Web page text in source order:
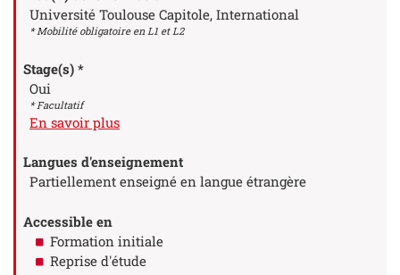
Université Toulouse Capitole, International
* Mobilité obligatoire en L1 et L2
Stage(s) *
Oui
* Facultatif
En savoir plusà propos des Stage(s)
Langues d'enseignement
Partiellement enseigné en langue étrangère
Accessible en
Formation initiale
Reprise d'étude